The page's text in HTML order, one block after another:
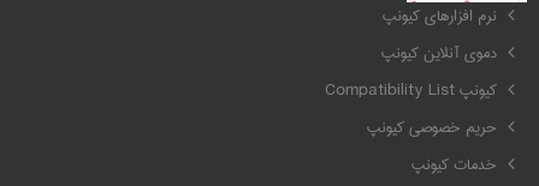
نرم افزارهای کیونپ
دموی آنلاین کیونپ
کیونپ Compatibility List
حریم خصوصی کیونپ
خدمات کیونپ